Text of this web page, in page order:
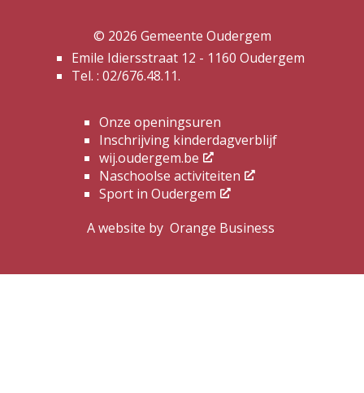
© 2026 Gemeente Oudergem
Emile Idiersstraat 12 - 1160 Oudergem
Tel. : 02/676.48.11.
Onze openingsuren
Inschrijving kinderdagverblijf
wij.oudergem.be
Naschoolse activiteiten
Sport in Oudergem
A website by Orange Business